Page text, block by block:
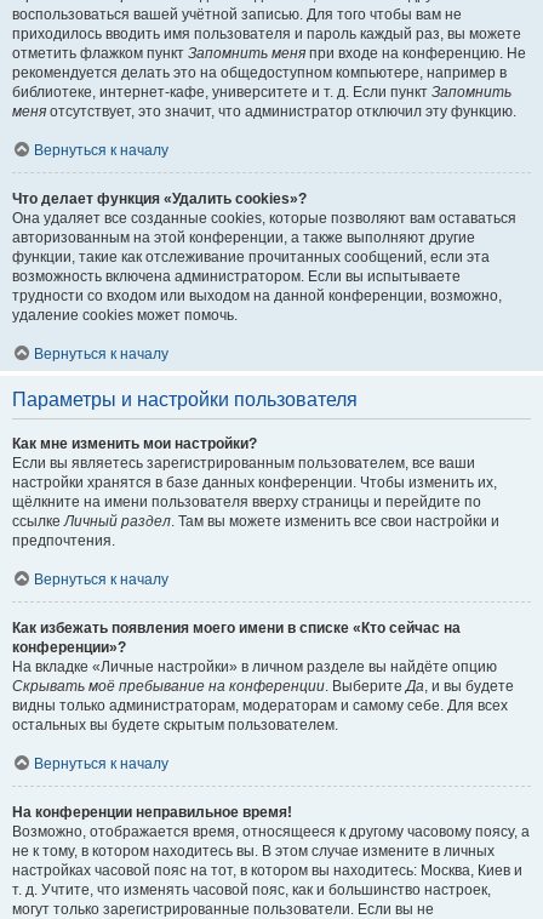
воспользоваться вашей учётной записью. Для того чтобы вам не
приходилось вводить имя пользователя и пароль каждый раз, вы можете
отметить флажком пункт Запомнить меня при входе на конференцию. Не
рекомендуется делать это на общедоступном компьютере, например в
библиотеке, интернет-кафе, университете и т. д. Если пункт Запомнить
меня отсутствует, это значит, что администратор отключил эту функцию.
Вернуться к началу
Что делает функция «Удалить cookies»?
Она удаляет все созданные cookies, которые позволяют вам оставаться
авторизованным на этой конференции, а также выполняют другие
функции, такие как отслеживание прочитанных сообщений, если эта
возможность включена администратором. Если вы испытываете
трудности со входом или выходом на данной конференции, возможно,
удаление cookies может помочь.
Вернуться к началу
Параметры и настройки пользователя
Как мне изменить мои настройки?
Если вы являетесь зарегистрированным пользователем, все ваши
настройки хранятся в базе данных конференции. Чтобы изменить их,
щёлкните на имени пользователя вверху страницы и перейдите по
ссылкеЛичный раздел. Там вы можете изменить все свои настройки и
предпочтения.
Вернуться к началу
Как избежать появления моего имени в списке «Кто сейчас на
конференции»?
На вкладке «Личные настройки» в личном разделе вы найдёте опцию
Скрывать моё пребывание на конференции. ВыберитеДа, и вы будете
видны только администраторам, модераторам и самому себе. Для всех
остальных вы будете скрытым пользователем.
Вернуться к началу
На конференции неправильное время!
Возможно, отображается время, относящееся к другому часовому поясу, а
не к тому, в котором находитесь вы. В этом случае измените в личных
настройках часовой пояс на тот, в котором вы находитесь: Москва, Киев и
т. д. Учтите, что изменять часовой пояс, как и большинство настроек,
могут только зарегистрированные пользователи. Если вы не